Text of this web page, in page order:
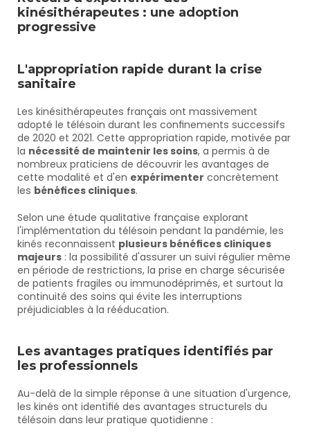
kinésithérapeutes : une adoption
progressive
L'appropriation rapide durant la crise
sanitaire
Les kinésithérapeutes français ont massivement
adopté le télésoin durant les confinements successifs
de 2020 et 2021. Cette appropriation rapide, motivée par
la nécessité de maintenir les soins, a permis à de
nombreux praticiens de découvrir les avantages de
cette modalité et d'en expérimenter concrètement
les bénéfices cliniques.
Selon une étude qualitative française explorant
l'implémentation du télésoin pendant la pandémie, les
kinés reconnaissent plusieurs bénéfices cliniques
majeurs : la possibilité d'assurer un suivi régulier même
en période de restrictions, la prise en charge sécurisée
de patients fragiles ou immunodéprimés, et surtout la
continuité des soins qui évite les interruptions
préjudiciables à la rééducation.
Les avantages pratiques identifiés par
les professionnels
Au-delà de la simple réponse à une situation d'urgence,
les kinés ont identifié des avantages structurels du
télésoin dans leur pratique quotidienne :